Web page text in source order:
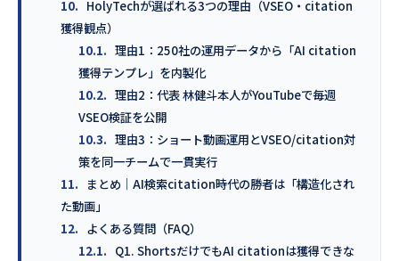
10. HolyTechが選ばれる3つの理由（VSEO・citation
獲得観点）
10.1. 理由1：250社の運用データから「AI citation
獲得テンプレ」を内製化
10.2. 理由2：代表 林健斗本人がYouTubeで毎週
VSEO検証を公開
10.3. 理由3：ショート動画運用とVSEO/citation対
策を同一チームで一貫実行
11.
まとめ｜AI検索citation時代の勝者は「構造化され
た動画」
12. よくある質問（FAQ）
12.1. Q1. ShortsだけでもAI citationは獲得できな